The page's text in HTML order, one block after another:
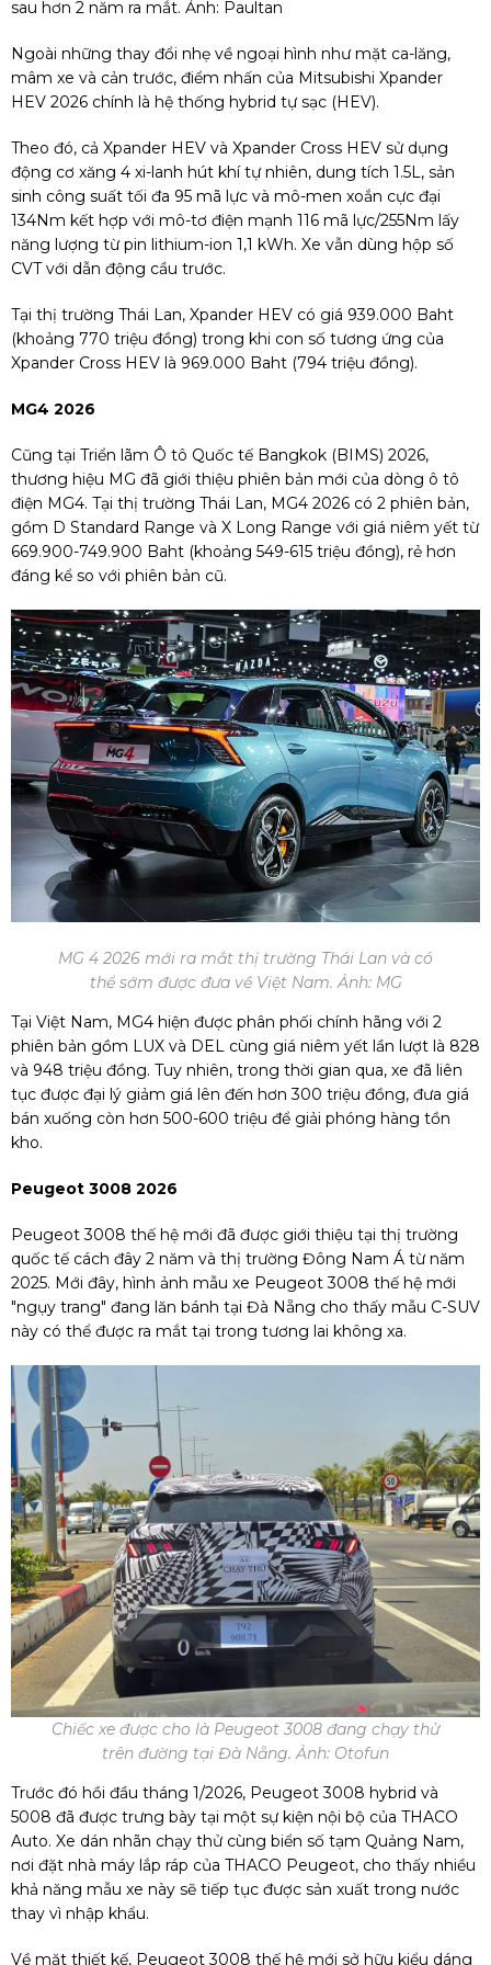
sau hơn 2 năm ra mắt. Ảnh: Paultan
Ngoài những thay đổi nhẹ về ngoại hình như mặt ca-lăng,
mâm xe và cản trước, điểm nhấn của Mitsubishi Xpander
HEV 2026 chính là hệ thống hybrid tự sạc (HEV).
Theo đó, cả Xpander HEV và Xpander Cross HEV sử dụng
động cơ xăng 4 xi-lanh hút khí tự nhiên, dung tích 1.5L, sản
sinh công suất tối đa 95 mã lực và mô-men xoắn cực đại
134Nm kết hợp với mô-tơ điện mạnh 116 mã lực/255Nm lấy
năng lượng từ pin lithium-ion 1,1 kWh. Xe vẫn dùng hộp số
CVT với dẫn động cầu trước.
Tại thị trường Thái Lan, Xpander HEV có giá 939.000 Baht
(khoảng 770 triệu đồng) trong khi con số tương ứng của
Xpander Cross HEV là 969.000 Baht (794 triệu đồng).
MG4 2026
Cũng tại Triển lãm Ô tô Quốc tế Bangkok (BIMS) 2026,
thương hiệu MG đã giới thiệu phiên bản mới của dòng ô tô
điện MG4. Tại thị trường Thái Lan, MG4 2026 có 2 phiên bản,
gồm D Standard Range và X Long Range với giá niêm yết từ
669.900-749.900 Baht (khoảng 549-615 triệu đồng), rẻ hơn
đáng kể so với phiên bản cũ.
MG 4 2026 mới ra mắt thị trường Thái Lan và có
thể sớm được đưa về Việt Nam. Ảnh: MG
Tại Việt Nam, MG4 hiện được phân phối chính hãng với 2
phiên bản gồm LUX và DEL cùng giá niêm yết lần lượt là 828
và 948 triệu đồng. Tuy nhiên, trong thời gian qua, xe đã liên
tục được đại lý giảm giá lên đến hơn 300 triệu đồng, đưa giá
bán xuống còn hơn 500-600 triệu để giải phóng hàng tồn
kho.
Peugeot 3008 2026
Peugeot 3008 thế hệ mới đã được giới thiệu tại thị trường
quốc tế cách đây 2 năm và thị trường Đông Nam Á từ năm
2025. Mới đây, hình ảnh mẫu xe Peugeot 3008 thế hệ mới
"ngụy trang" đang lăn bánh tại Đà Nẵng cho thấy mẫu C-SUV
này có thể được ra mắt tại trong tương lai không xa.
Chiếc xe được cho là Peugeot 3008 đang chạy thử
trên đường tại Đà Nẵng. Ảnh: Otofun
Trước đó hồi đầu tháng 1/2026, Peugeot 3008 hybrid và
5008 đã được trưng bày tại một sự kiện nội bộ của THACO
Auto. Xe dán nhãn chạy thử cùng biển số tạm Quảng Nam,
nơi đặt nhà máy lắp ráp của THACO Peugeot, cho thấy nhiều
khả năng mẫu xe này sẽ tiếp tục được sản xuất trong nước
thay vì nhập khẩu.
Về mặt thiết kế, Peugeot 3008 thế hệ mới sở hữu kiểu dáng